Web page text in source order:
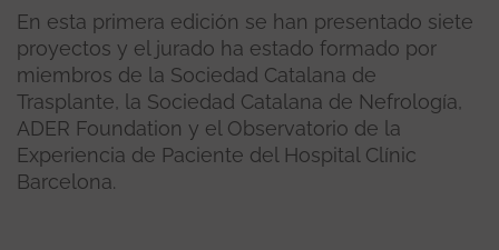
En esta primera edición se han presentado siete
proyectos y el jurado ha estado formado por
miembros de la Sociedad Catalana de
Trasplante, la Sociedad Catalana de Nefrología,
ADER Foundation y el Observatorio de la
Experiencia de Paciente del Hospital Clínic
Barcelona.